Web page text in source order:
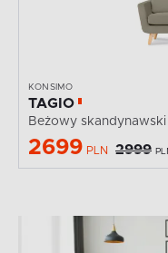
KONSIMO
TAGIO
Beżowy
2699 PLN 2999